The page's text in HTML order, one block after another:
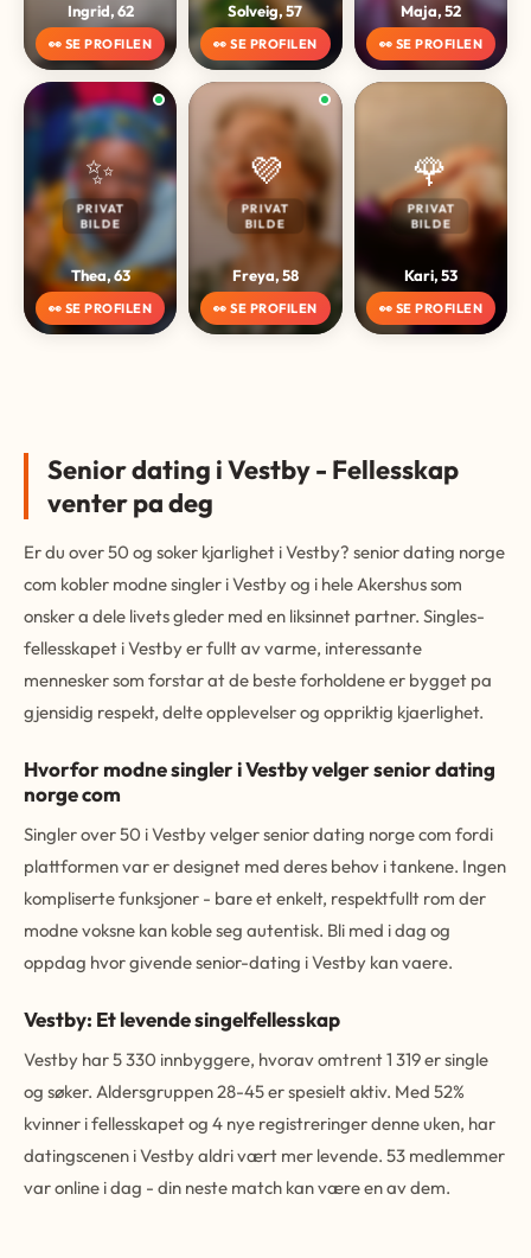
Ingrid, 62
👀 SE PROFILEN
Solveig, 57
👀 SE PROFILEN
Maja, 52
👀 SE PROFILEN
✨
PRIVAT
BILDE
Thea, 63
👀 SE PROFILEN
💜
PRIVAT
BILDE
Freya, 58
👀 SE PROFILEN
🌹
PRIVAT
BILDE
Kari, 53
👀 SE PROFILEN
Senior dating i Vestby - Fellesskap
venter pa deg
Er du over 50 og soker kjarlighet i Vestby? senior dating norge
com kobler modne singler i Vestby og i hele Akershus som
onsker a dele livets gleder med en liksinnet partner. Singles-
fellesskapet i Vestby er fullt av varme, interessante
mennesker som forstar at de beste forholdene er bygget pa
gjensidig respekt, delte opplevelser og oppriktig kjaerlighet.
Hvorfor modne singler i Vestby velger senior dating
norge com
Singler over 50 i Vestby velger senior dating norge com fordi
plattformen var er designet med deres behov i tankene. Ingen
kompliserte funksjoner - bare et enkelt, respektfullt rom der
modne voksne kan koble seg autentisk. Bli med i dag og
oppdag hvor givende senior-dating i Vestby kan vaere.
Vestby: Et levende singelfellesskap
Vestby har 5 330 innbyggere, hvorav omtrent 1 319 er single
og søker. Aldersgruppen 28-45 er spesielt aktiv. Med 52%
kvinner i fellesskapet og 4 nye registreringer denne uken, har
datingscenen i Vestby aldri vært mer levende. 53 medlemmer
var online i dag - din neste match kan være en av dem.